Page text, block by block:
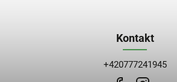
Kontakt
+420777241945